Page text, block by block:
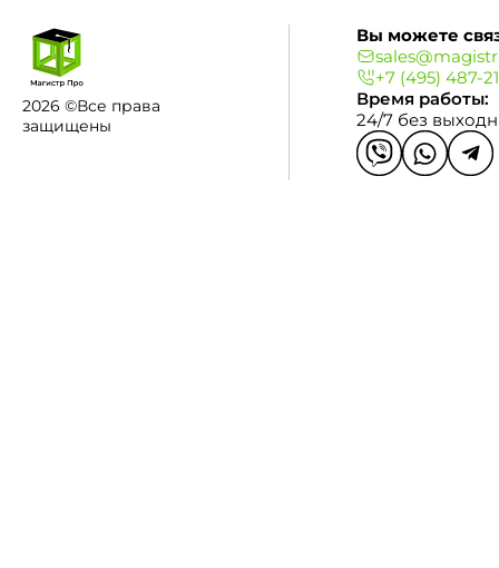
2026 ©Все права
защищены
Вы можете
+7 (495) 487-
Время работы:
24/7 без